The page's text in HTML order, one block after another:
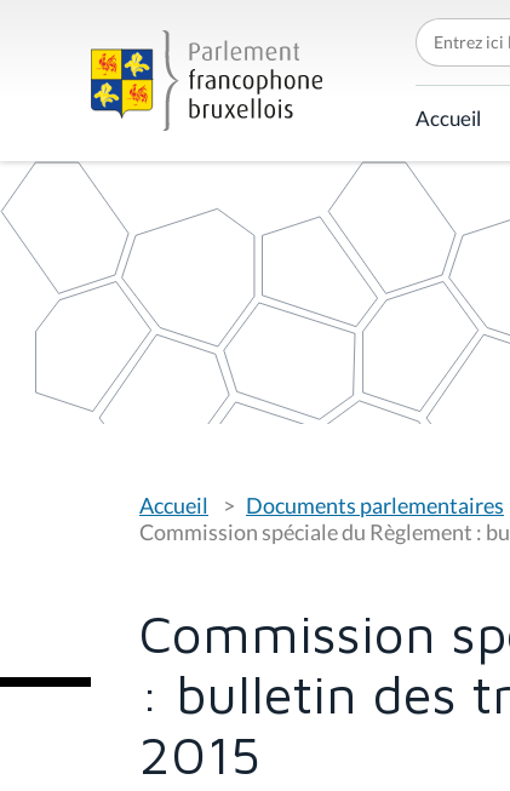
C
h
e
r
c
h
r
p
Accueil
o
u
s
s
i
Accueil
Documents parlementaires
Commission spéciale du Règlement :
Commission
: bulletin des
2015